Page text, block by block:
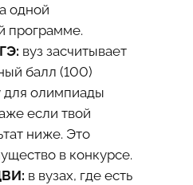
одной
программе.
вуз засчитывает
балл (100)
олимпиады
если твой
ниже. Это
в конкурсе.
в вузах, где есть